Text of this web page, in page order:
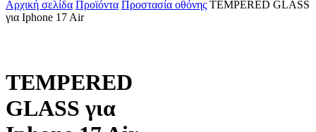
Αρχική σελίδα Προϊόντα Προστασία οθόνης TEMPERED GLASS
για Iphone 17 Air
TEMPERED
GLASS για